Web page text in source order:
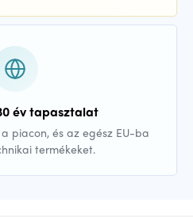
év tapasztalat
piacon, és az egész EU-ba
termékeket.